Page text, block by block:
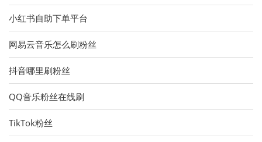
小红书自助下单平台
网易云音乐怎么刷粉丝
抖音哪里刷粉丝
QQ音乐粉丝在线刷
TikTok粉丝